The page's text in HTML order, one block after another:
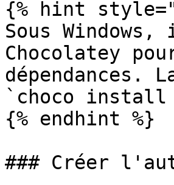
{% hint
Sous
Chocolatey
dépendances.
`choco install
{% endhint %}
### Créer